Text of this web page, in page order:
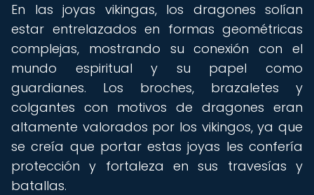
En las joyas vikingas, los dragones solían
estar entrelazados en formas geométricas
complejas, mostrando su conexión con el
mundo espiritual y su papel como
guardianes. Los broches, brazaletes y
colgantes con motivos de dragones eran
altamente valorados por los vikingos, ya que
se creía que portar estas joyas les confería
protección y fortaleza en sus travesías y
batallas.